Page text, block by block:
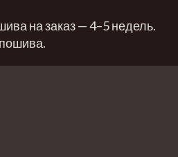
на заказ — 4–5 недель.